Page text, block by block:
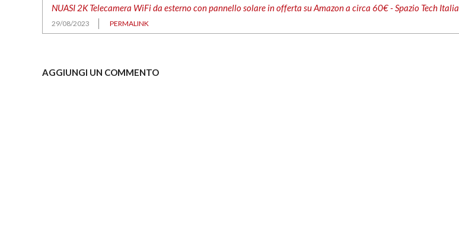
NUASI 2K Telecamera WiFi da esterno con pannello solare in offerta su Amazon a circa 60€ - Spazio Tech Italia
29/08/2023 PERMALINK
AGGIUNGI UN COMMENTO